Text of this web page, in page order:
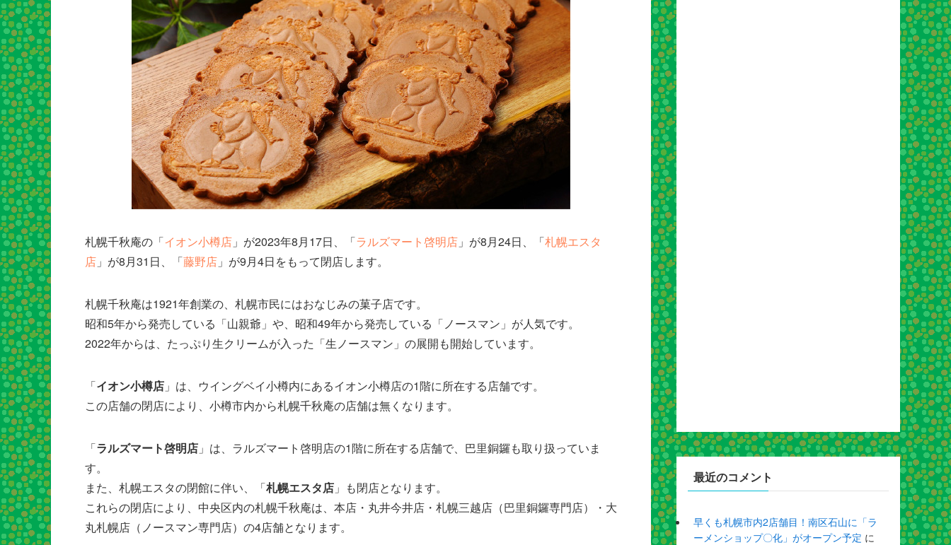
札幌千秋庵の「イオン小樽店 」が2023年8月17日、「ラルズマート啓明店 」が8月24日、「札幌エスタ
店 」が8月31日、「藤野店 」が9月4日をもって閉店します。
札幌千秋庵は1921年創業の、札幌市民にはおなじみの菓子店です。
昭和5年から発売している「山親爺」や、昭和49年から発売している「ノースマン」が人気です。
2022年からは、たっぷり生クリームが入った「生ノースマン」の展開も開始しています。
「イオン小樽店 」は、ウイングベイ小樽内にあるイオン小樽店の1階に所在する店舗です。
この店舗の閉店により、小樽市内から札幌千秋庵の店舗は無くなります。
「ラルズマート啓明店 」は、ラルズマート啓明店の1階に所在する店舗で、巴里銅鑼も取り扱っていま
す。
また、札幌エスタの閉館に伴い、「札幌エスタ店 」も閉店となります。
これらの閉店により、中央区内の札幌千秋庵は、本店・丸井今井店・札幌三越店（巴里銅鑼専門店）・大
丸札幌店（ノースマン専門店）の4店舗となります。
最近のコメント
早くも札幌市内2店舗目！南区石山に「ラ
ーメンショップ〇化」がオープン予定 に